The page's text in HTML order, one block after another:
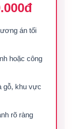
án tối
hoặc công
gỗ, khu vực
rõ ràng